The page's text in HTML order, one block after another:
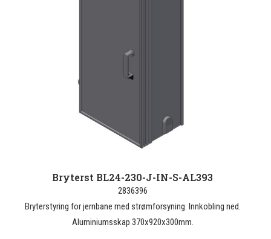
Bryterst BL24-230-J-IN-S-AL393
2836396
Bryterstyring for jernbane med strømforsyning. Innkobling ned.
Aluminiumsskap 370x920x300mm.